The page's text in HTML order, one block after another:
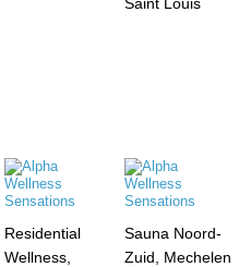
Residential
Wellness,
Sauna Noord-
Zuid, Mechelen